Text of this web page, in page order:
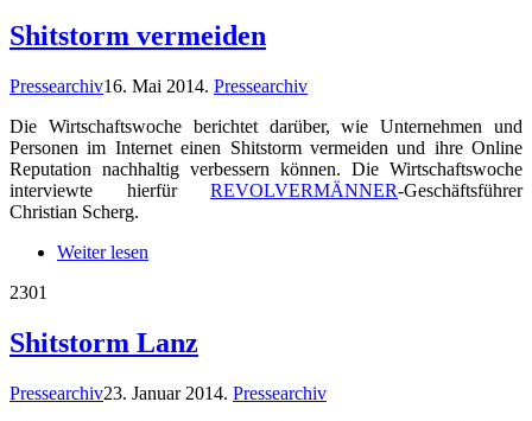
Shitstorm vermeiden
Pressearchiv16. Mai 2014. Pressearchiv
Die Wirtschaftswoche berichtet darüber, wie Unternehmen und
Personen im Internet einen Shitstorm vermeiden und ihre Online
Reputation nachhaltig verbessern können. Die Wirtschaftswoche
interviewte hierfür REVOLVERMÄNNER-Geschäftsführer
Christian Scherg.
Weiter lesen
2301
Shitstorm Lanz
Pressearchiv23. Januar 2014. Pressearchiv